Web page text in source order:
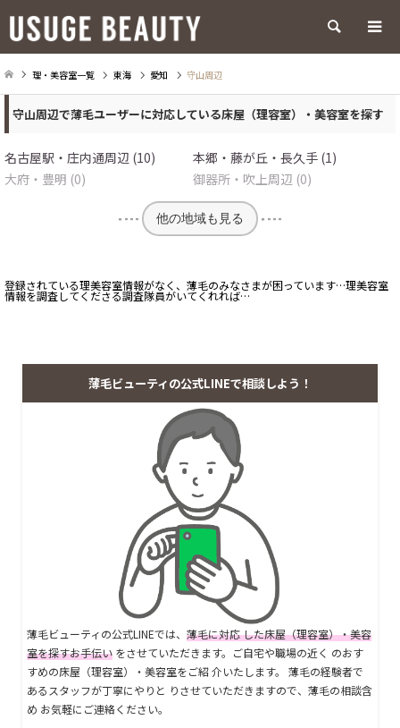
検索
理・美容室一覧 東海 愛知 守山周辺
守山周辺で薄毛ユーザーに対応している床屋（理容室）・美容室を探す
名古屋駅・庄内通周辺 (10)
本郷・藤が丘・長久手 (1)
大府・豊明 (0)
御器所・吹上周辺 (0)
他の地域も見る
登録されている理美容室情報がなく、薄毛のみなさまが困っています…理美容室
情報を調査してくださる調査隊員がいてくれれば…
薄毛ビューティの公式LINEで相談しよう！
薄毛ビューティの公式LINEでは、 薄毛に対応 した床屋（理容室）・美容
室を探すお手伝い をさせていただきます。ご自宅や職場の近く のおす
すめの床屋（理容室）・美容室をご紹 介いたします。 薄毛の経験者で
あるスタッフが丁寧にやりと りさせていただきますので、薄毛の相談含
め お気軽にご連絡ください。